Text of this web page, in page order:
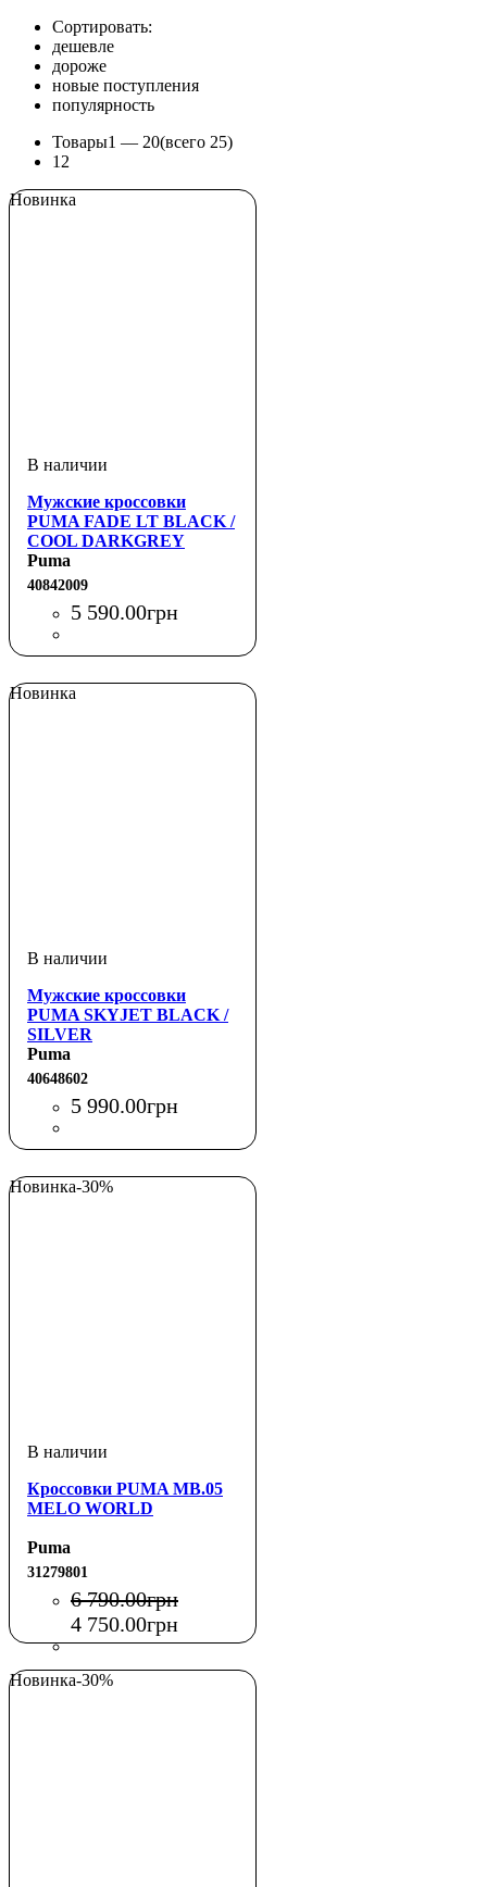
Сортировать:
дешевле
дороже
новые поступления
популярность
Товары1 — 20(всего 25)
1 2
Новинка
Мужские кроссовки
PUMA FADE LT BLACK /
COOL DARKGREY
Puma
40842009
5 590.00грн
Новинка
Мужские кроссовки
PUMA SKYJET BLACK /
SILVER
Puma
40648602
5 990.00грн
Новинка-30%
Кроссовки PUMA MB.05
MELO WORLD
Puma
31279801
6 790.00грн
4 750.00грн
Новинка-30%